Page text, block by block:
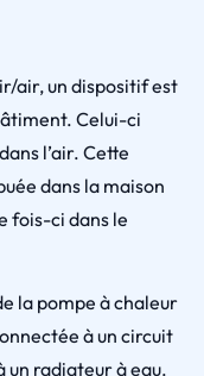
air, un dispositif est
Celui-ci
l’air. Cette
dans la maison
fois-ci dans le
la pompe à chaleur
à un circuit
un radiateur à eau.